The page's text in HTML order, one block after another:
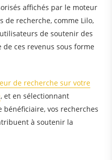
affichés par le moteur
de recherche, comme Lilo,
de soutenir des
ces revenus sous forme
de recherche sur votre
, et en sélectionnant
bénéficiaire, vos recherches
à soutenir la